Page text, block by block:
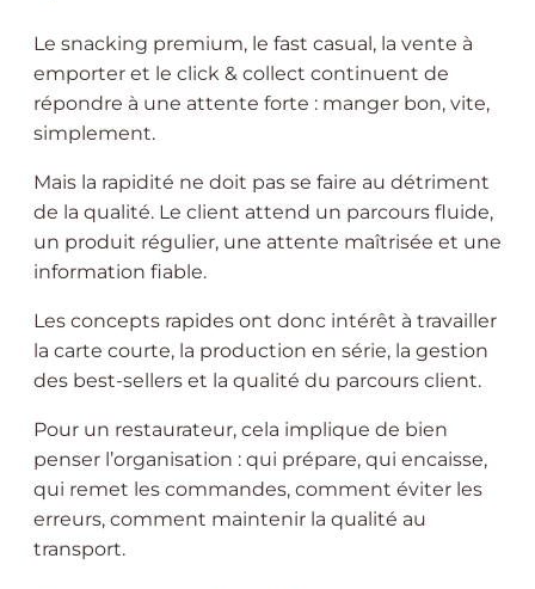
Le snacking premium, le fast casual, la vente à
emporter et le click & collect continuent de
répondre à une attente forte : manger bon, vite,
simplement.
Mais la rapidité ne doit pas se faire au détriment
de la qualité. Le client attend un parcours fluide,
un produit régulier, une attente maîtrisée et une
information fiable.
Les concepts rapides ont donc intérêt à travailler
la carte courte, la production en série, la gestion
des best-sellers et la qualité du parcours client.
Pour un restaurateur, cela implique de bien
penser l’organisation : qui prépare, qui encaisse,
qui remet les commandes, comment éviter les
erreurs, comment maintenir la qualité au
transport.